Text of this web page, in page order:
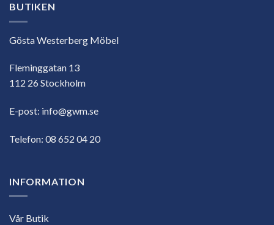
BUTIKEN
Gösta Westerberg Möbel
Fleminggatan 13
112 26 Stockholm
E-post: info@gwm.se
Telefon: 08 652 04 20
INFORMATION
Vår Butik